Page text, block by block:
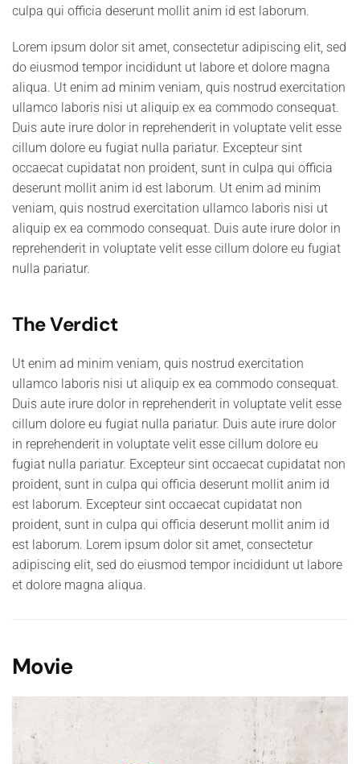
culpa qui officia deserunt mollit anim id est laborum.
Lorem ipsum dolor sit amet, consectetur adipiscing elit, sed
do eiusmod tempor incididunt ut labore et dolore magna
aliqua. Ut enim ad minim veniam, quis nostrud exercitation
ullamco laboris nisi ut aliquip ex ea commodo consequat.
Duis aute irure dolor in reprehenderit in voluptate velit esse
cillum dolore eu fugiat nulla pariatur. Excepteur sint
occaecat cupidatat non proident, sunt in culpa qui officia
deserunt mollit anim id est laborum. Ut enim ad minim
veniam, quis nostrud exercitation ullamco laboris nisi ut
aliquip ex ea commodo consequat. Duis aute irure dolor in
reprehenderit in voluptate velit esse cillum dolore eu fugiat
nulla pariatur.
The Verdict
Ut enim ad minim veniam, quis nostrud exercitation
ullamco laboris nisi ut aliquip ex ea commodo consequat.
Duis aute irure dolor in reprehenderit in voluptate velit esse
cillum dolore eu fugiat nulla pariatur. Duis aute irure dolor
in reprehenderit in voluptate velit esse cillum dolore eu
fugiat nulla pariatur. Excepteur sint occaecat cupidatat non
proident, sunt in culpa qui officia deserunt mollit anim id
est laborum. Excepteur sint occaecat cupidatat non
proident, sunt in culpa qui officia deserunt mollit anim id
est laborum. Lorem ipsum dolor sit amet, consectetur
adipiscing elit, sed do eiusmod tempor incididunt ut labore
et dolore magna aliqua.
Movie